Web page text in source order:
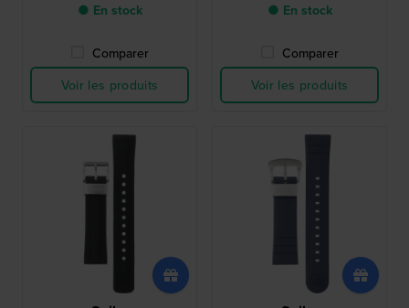
● En stock
Comparer
Voir les produits
● En stock
Comparer
Voir les produits